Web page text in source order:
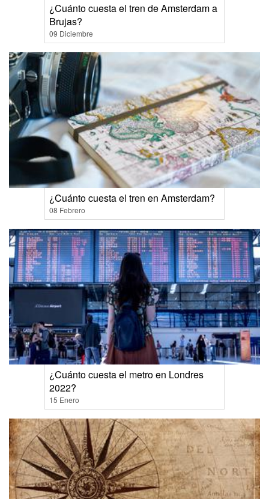
¿Cuánto cuesta el tren de Amsterdam a
Brujas?
09 Diciembre
¿Cuánto cuesta el tren en Amsterdam?
08 Febrero
¿Cuánto cuesta el metro en Londres
2022?
15 Enero